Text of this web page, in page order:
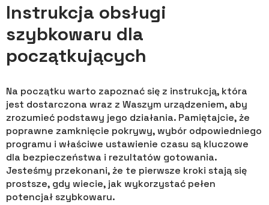
Instrukcja obsługi
szybkowaru dla
początkujących
Na początku warto zapoznać się z instrukcją, która
jest dostarczona wraz z Waszym urządzeniem, aby
zrozumieć podstawy jego działania. Pamiętajcie, że
poprawne zamknięcie pokrywy, wybór odpowiedniego
programu i właściwe ustawienie czasu są kluczowe
dla bezpieczeństwa i rezultatów gotowania.
Jesteśmy przekonani, że te pierwsze kroki stają się
prostsze, gdy wiecie, jak wykorzystać pełen
potencjał szybkowaru.